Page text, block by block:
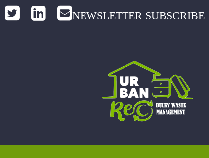
NEWSLETTER SUBSCRIBE